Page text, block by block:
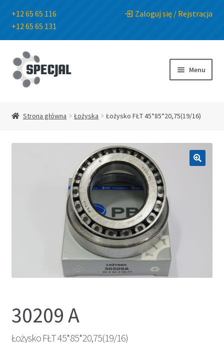
+12 65 65 116
+12 65 65 131
Zaloguj się / Rejstracja
Przejdź
do
nawigacji
Przejdź
do
treści
Menu
Strona główna Łożyska Łożysko FŁT 45*85*20,75(19/16)
30209 A
Łożysko FŁT 45*85*20,75(19/16)